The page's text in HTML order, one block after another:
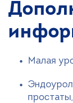
Малая